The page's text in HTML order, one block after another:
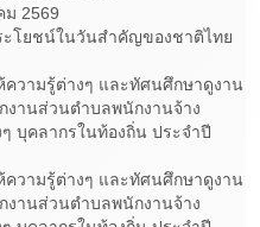
ม 2569
โยชน์ในวันสำคัญของชาติไทย
วามรู้ต่างๆ และทัศนศึกษาดูงาน
งานส่วนตำบลพนักงานจ้าง
บุคลากรในท้องถิ่น ประจำปี
วามรู้ต่างๆ และทัศนศึกษาดูงาน
งานส่วนตำบลพนักงานจ้าง